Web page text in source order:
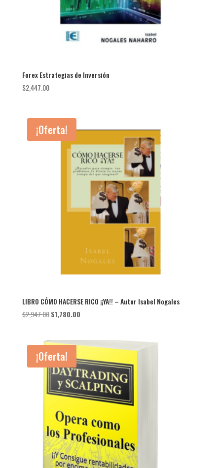
Forex Estrategias de Inversión
$2,447.00
¡Oferta!
LIBRO CÓMO HACERSE RICO ¡¡YA!! – Autor Isabel Nogales
$2,947.00 El
era:
$2,947.00.
$1,780.00El
es:
$1,780.00.
¡Oferta!